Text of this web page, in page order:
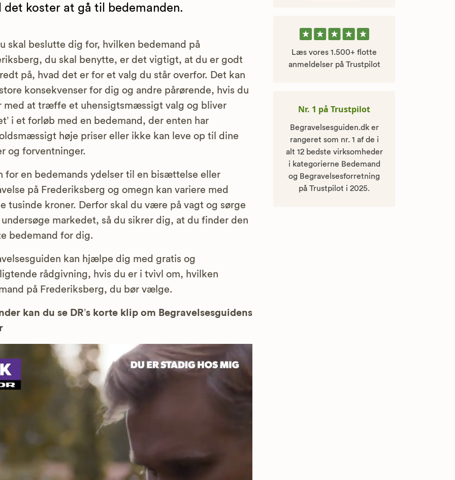
det koster at gå til bedemanden.
skal beslutte dig for, hvilken bedemand på
du skal benytte, er det vigtigt, at du er godt
på, hvad det er for et valg du står overfor. Det kan
konsekvenser for dig og andre pårørende, hvis du
med at træffe et uhensigtsmæssigt valg og bliver
i et forløb med en bedemand, der enten har
høje priser eller ikke kan leve op til dine
og forventninger.
for en bedemands ydelser til en bisættelse eller
på Frederiksberg og omegn kan variere med
tusinde kroner. Derfor skal du være på vagt og sørge
markedet, så du sikrer dig, at du finder den
bedemand for dig.
kan hjælpe dig med gratis og
rådgivning, hvis du er i tvivl om, hvilken
på Frederiksberg, du bør vælge.
kan du se DR’s korte klip om Begravelsesguidens
Læs vores 1.500+ flotte
anmeldelser på Trustpilot
Nr. 1 på Trustpilot
Begravelsesguiden.dk er
rangeret som nr. 1 af de i
alt 12 bedste virksomheder
i kategorierne Bedemand
og Begravelsesforretning
på Trustpilot i 2025.